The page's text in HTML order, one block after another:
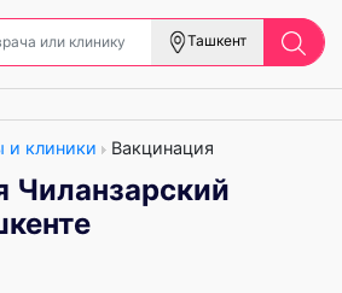
Ташкент
и клиники Вакцинация
Чиланзарский